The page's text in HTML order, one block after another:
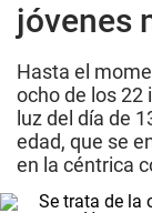
jóvenes
Hasta el
ocho de los 22
luz del día de
edad, que se
en la céntrica